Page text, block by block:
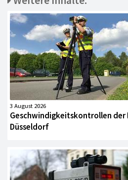
3 August 2026
Geschwindigkeitskontrollen
Düsseldorf